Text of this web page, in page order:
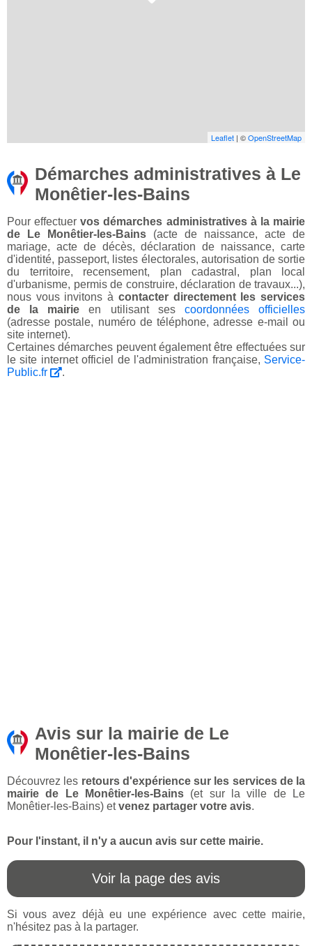
Leaflet | ©OpenStreetMap
Démarches administratives à Le
Monêtier-les-Bains
Pour effectuervos démarches administratives à la mairie
de Le Monêtier-les-Bains (acte de naissance, acte de
mariage, acte de décès, déclaration de naissance, carte
d'identité, passeport, listes électorales, autorisation de sortie
du territoire, recensement, plan cadastral, plan local
d'urbanisme, permis de construire, déclaration de travaux...),
nous vous invitons à contacter directement les services
de la mairie en utilisant ses coordonnées officielles
(adresse postale, numéro de téléphone, adresse e-mail ou
site internet).
Certaines démarches peuvent également être effectuées sur
le site internet officiel de l'administration française, Service-
Public.fr
.
Avis sur la mairie de Le
Monêtier-les-Bains
Découvrez les retours d'expérience sur les services de la
mairie de Le Monêtier-les-Bains (et sur la ville de Le
Monêtier-les-Bains) etvenez partager votre avis.
Pour l'instant, il n'y a aucun avis sur cette mairie.
Voir la page des avis
Si vous avez déjà eu une expérience avec cette mairie,
n'hésitez pas à la partager.